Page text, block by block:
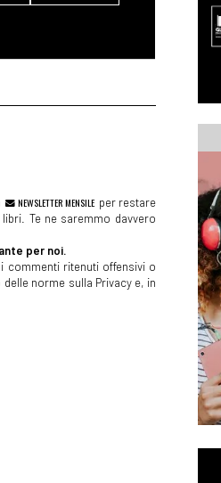
NEWSLETTER MENSILE per restare
Te ne saremmo davvero
per noi.
commenti ritenuti offensivi o
norme sulla Privacy e, in